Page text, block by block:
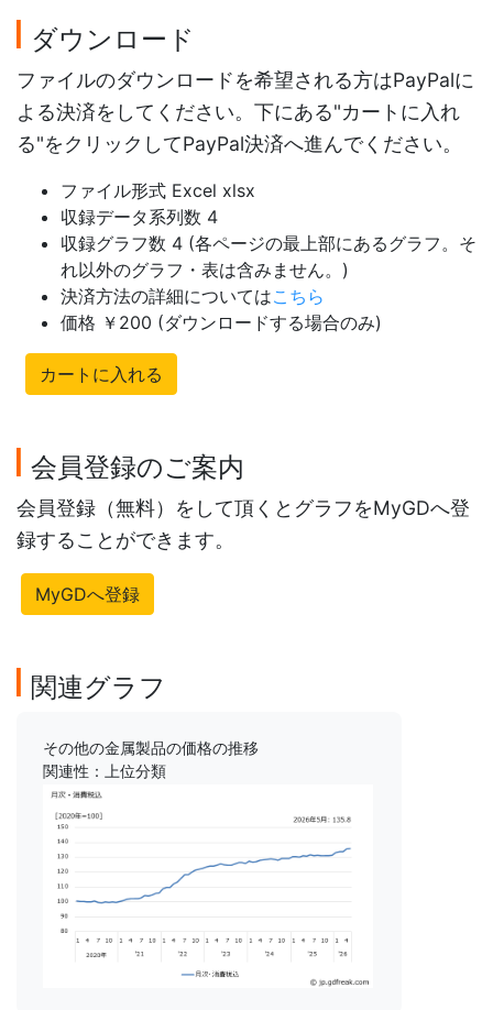
ダウンロード
ファイルのダウンロードを希望される方はPayPalに
よる決済をしてください。下にある"カートに入れ
る"をクリックしてPayPal決済へ進んでください。
ファイル形式 Excel xlsx
収録データ系列数 4
収録グラフ数 4 (各ページの最上部にあるグラフ。そ
れ以外のグラフ・表は含みません。)
決済方法の詳細についてはこちら
価格 ￥200 (ダウンロードする場合のみ)
カートに入れる
会員登録のご案内
会員登録（無料）をして頂くとグラフをMyGDへ登
録することができます。
MyGDへ登録
関連グラフ
その他の金属製品の価格の推移
関連性：上位分類